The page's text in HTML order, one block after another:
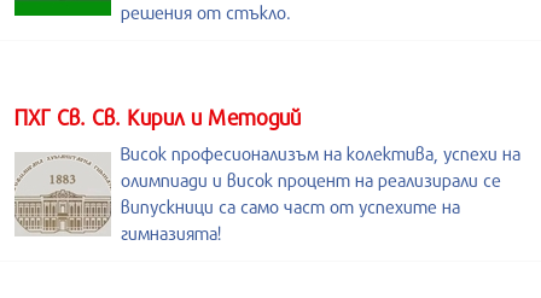
решения от стъкло.
ПХГ Св. Св. Кирил и Методий
Висок професионализъм на колектива, успехи на
олимпиади и висок процент на реализирали се
випускници са само част от успехите на
гимназията!